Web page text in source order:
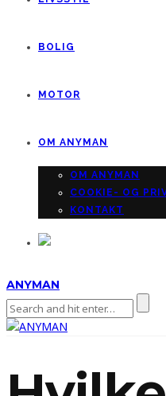
BOLIG
MOTOR
OM ANYMAN
OM ANYMAN
COOKIE- OG
KONTAKT
ANYMAN